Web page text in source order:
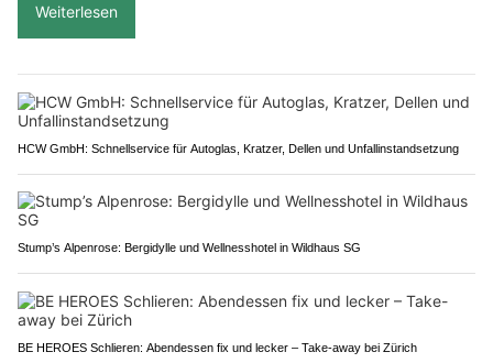
Weiterlesen
HCW GmbH: Schnellservice für Autoglas, Kratzer, Dellen und Unfallinstandsetzung
Stump’s Alpenrose: Bergidylle und Wellnesshotel in Wildhaus SG
BE HEROES Schlieren: Abendessen fix und lecker – Take-away bei Zürich